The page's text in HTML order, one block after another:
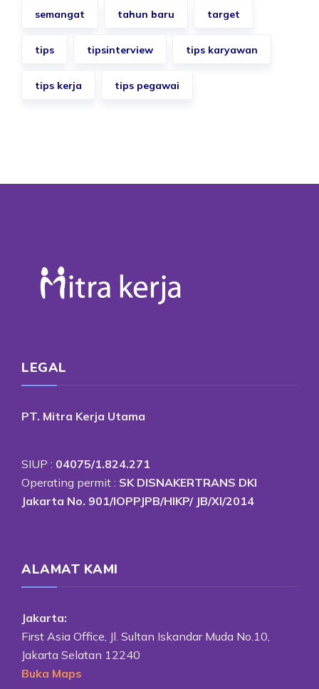
semangat tahun baru target
tips tipsinterview tips karyawan
tips kerja tips pegawai
LEGAL
PT. Mitra Kerja Utama
SIUP : 04075/1.824.271
Operating permit : SK DISNAKERTRANS DKI
Jakarta No. 901/IOPPJPB/HIKP/ JB/XI/2014
ALAMAT KAMI
Jakarta:
First Asia Office, Jl. Sultan Iskandar Muda No.10,
Jakarta Selatan 12240
Buka Maps